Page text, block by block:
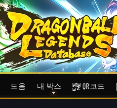
도움 내 박스 QR코드